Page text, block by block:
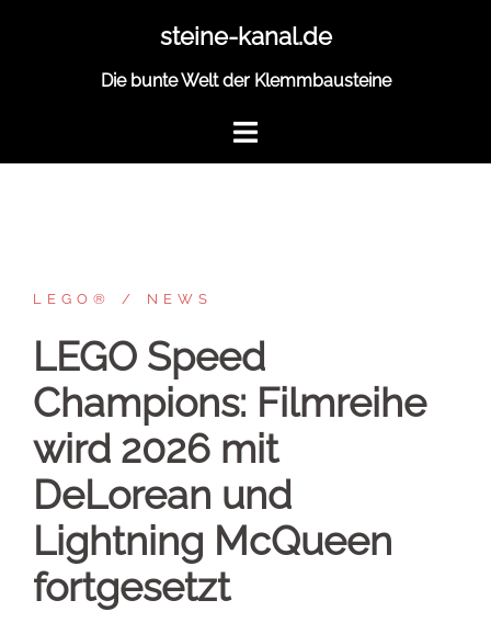
steine-kanal.de
Die bunte Welt der Klemmbausteine
LEGO® NEWS
LEGO Speed
Champions: Filmreihe
wird 2026 mit
DeLorean und
Lightning McQueen
fortgesetzt